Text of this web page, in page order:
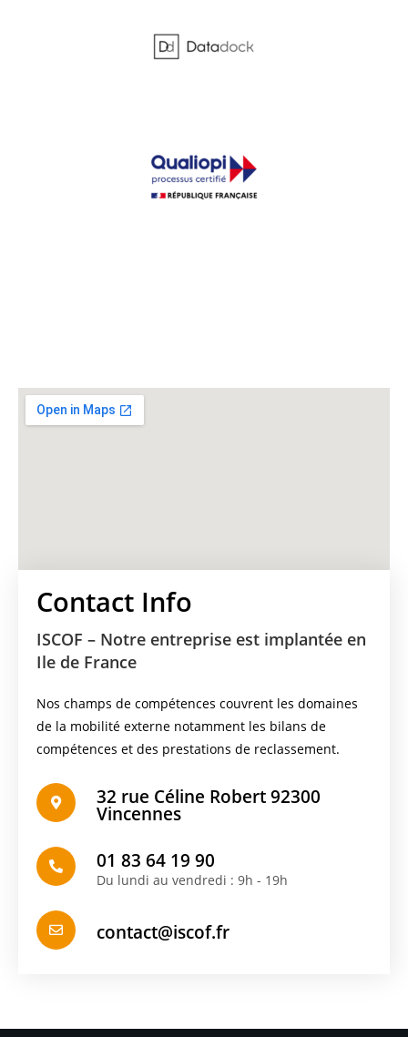
Contact Info
ISCOF – Notre entreprise est implantée en
Ile de France
Nos champs de compétences couvrent les domaines
de la mobilité externe notamment les bilans de
compétences et des prestations de reclassement.
32 rue Céline Robert 92300
Vincennes
01 83 64 19 90
Du lundi au vendredi : 9h - 19h
contact@iscof.fr